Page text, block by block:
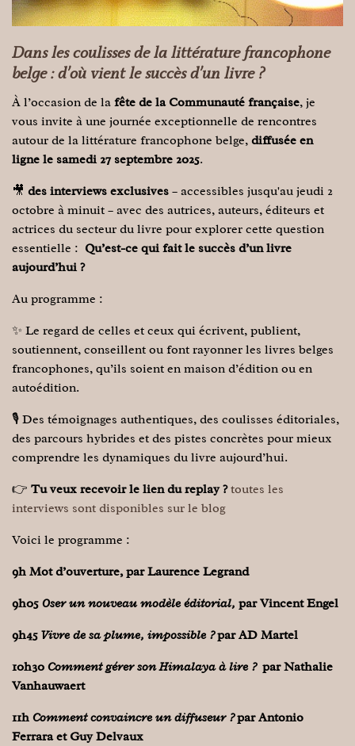
Dans les coulisses de la littérature francophone
belge : d’où vient le succès d’un livre ?
À l’occasion de la fête de la Communauté française, je
vous invite à une journée exceptionnelle de rencontres
autour de la littérature francophone belge, diffusée en
ligne le samedi 27 septembre 2025.
🎥 des interviews exclusives – accessibles jusqu'au jeudi 2
octobre à minuit – avec des autrices, auteurs, éditeurs et
actrices du secteur du livre pour explorer cette question
essentielle : Qu’est-ce qui fait le succès d’un livre
aujourd’hui ?
Au programme :
✨ Le regard de celles et ceux qui écrivent, publient,
soutiennent, conseillent ou font rayonner les livres belges
francophones, qu’ils soient en maison d’édition ou en
autoédition.
🎙️ Des témoignages authentiques, des coulisses éditoriales,
des parcours hybrides et des pistes concrètes pour mieux
comprendre les dynamiques du livre aujourd’hui.
👉 Tu veux recevoir le lien du replay ? toutes les
interviews sont disponibles sur le blog
Voici le programme :
9h Mot d’ouverture, par Laurence Legrand
9h05 Oser un nouveau modèle éditorial, par Vincent Engel
9h45 Vivre de sa plume, impossible ?par AD Martel
10h30 Comment gérer son Himalaya à lire ? par Nathalie
Vanhauwaert
11h Comment convaincre un diffuseur ?par Antonio
Ferrara et Guy Delvaux